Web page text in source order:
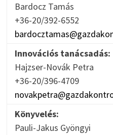
Bardocz Tamás
+36-20/392-6552
Innovációs tanácsadás:
Hajzser-Novák Petra
+36-20/396-4709
Könyvelés:
Pauli-Jakus Gyöngyi